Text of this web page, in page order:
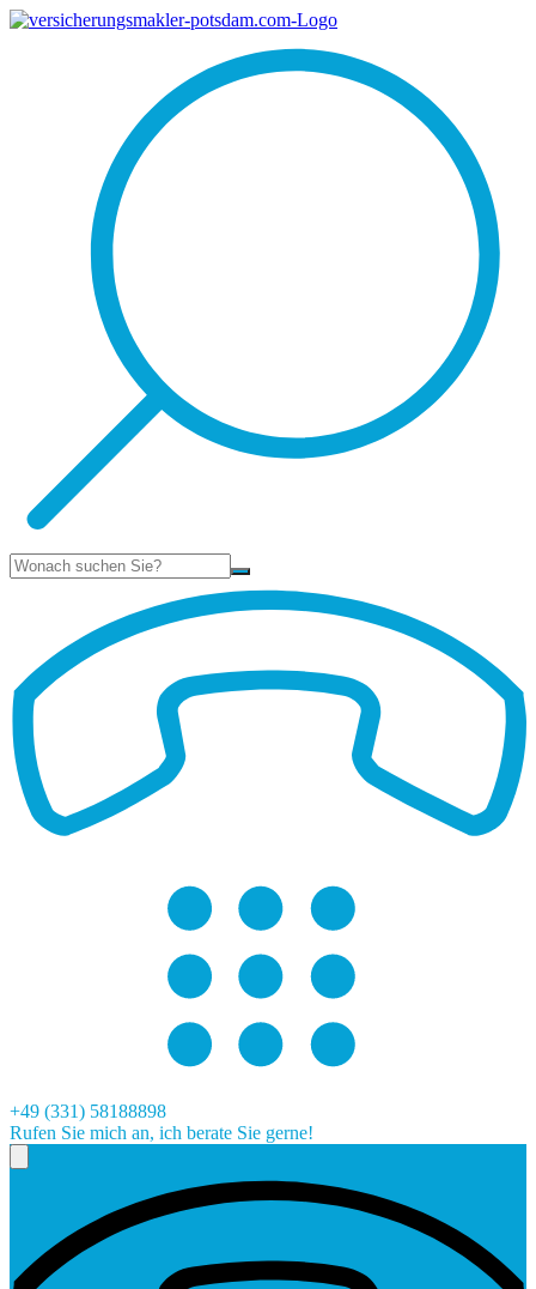
Suche
+49 (331) 58188898
Rufen Sie mich an, ich berate Sie gerne!